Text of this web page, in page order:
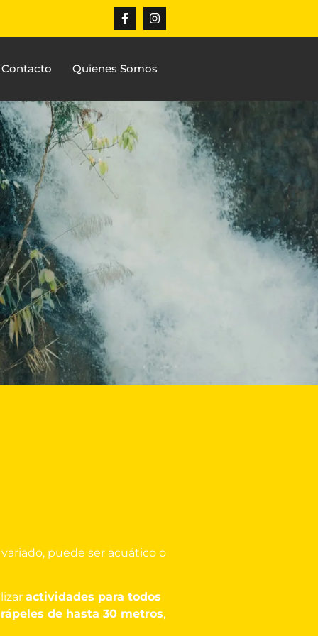
Contacto Quienes Somos
puede ser acuático o
actividades para todos
rápeles de hasta 30 metros,